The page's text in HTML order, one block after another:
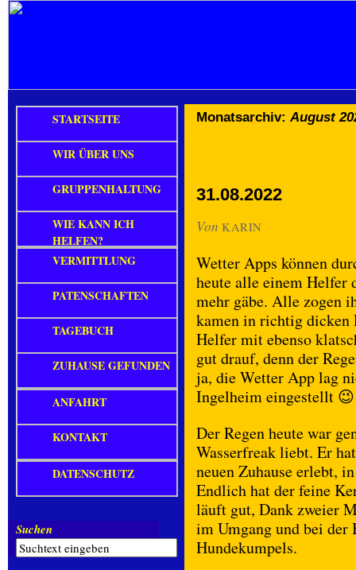
Monatsarchiv:August
31.08.2022
Von KARIN
Wetter Apps können
heute alle einem Helfer
mehr gäbe. Alle zogen
kamen in richtig dicken
Helfer mit ebenso
gut drauf, denn der
ja, die Wetter App lag
Ingelheim eingestellt
Der Regen heute war
Wasserfreak liebt. Er
neuen Zuhause erlebt,
Endlich hat der feine
läuft gut, Dank zweier
im Umgang und bei der
Hundekumpels.
STARTSEITE
WIR ÜBER UNS
GRUPPENHALTUNG
WIE KANN ICH
HELFEN?
VERMITTLUNG
PATENSCHAFTEN
TAGEBUCH
ZUHAUSE GEFUNDEN
ANFAHRT
KONTAKT
DATENSCHUTZ
Suchen